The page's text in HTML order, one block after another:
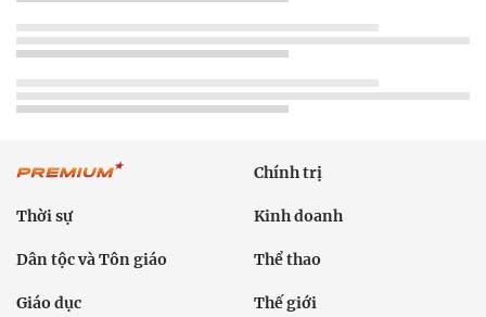
Chính trị
Thời sự Kinh doanh
Dân tộc và Tôn giáo Thể thao
Giáo dục Thế giới